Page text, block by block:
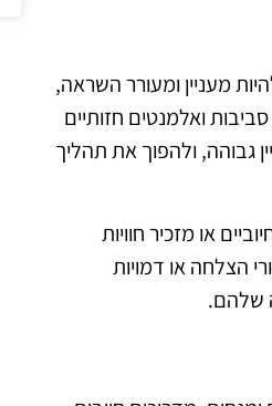
מעניין ומעורר השראה,
ואלמנטים חזותיים
גבוהה, ולהפוך את תהליך
או מזכיר חוויות
הצלחה או דמויות
שלהם.